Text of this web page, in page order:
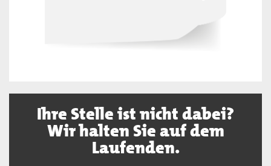
Ihre Stelle ist nicht dabei?
Wir halten Sie auf dem
Laufenden.